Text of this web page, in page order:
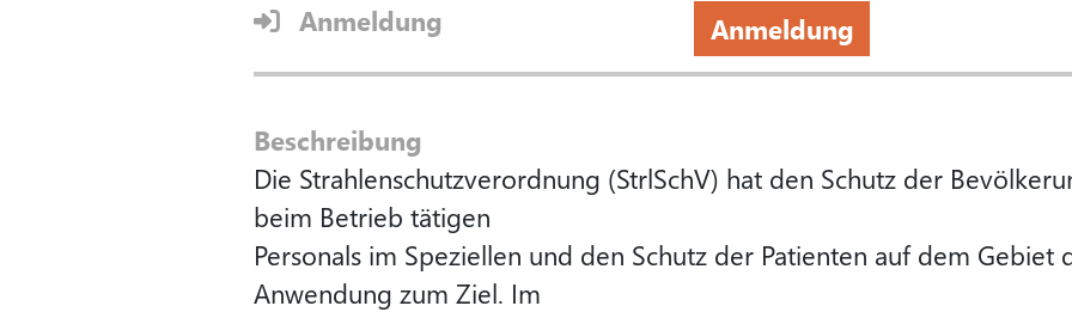
Anmeldung Anmeldung
Beschreibung
Die Strahlenschutzverordnung (StrlSchV) hat den Schutz der
beim Betrieb tätigen
Personals im Speziellen und den Schutz der Patienten auf dem Gebiet
Anwendung zum Ziel. Im